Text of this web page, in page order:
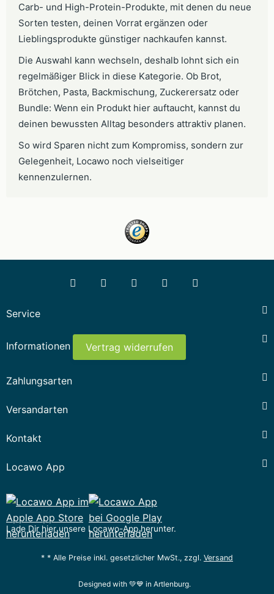
Carb- und High-Protein-Produkte, mit denen du neue
Sorten testen, deinen Vorrat ergänzen oder
Lieblingsprodukte günstiger nachkaufen kannst.
Die Auswahl kann wechseln, deshalb lohnt sich ein
regelmäßiger Blick in diese Kategorie. Ob Brot,
Brötchen, Pasta, Backmischung, Zuckerersatz oder
Bundle: Wenn ein Produkt hier auftaucht, kannst du
deinen bewussten Alltag besonders attraktiv planen.
So wird Sparen nicht zum Kompromiss, sondern zur
Gelegenheit, Locawo noch vielseitiger
kennenzulernen.
Service
Informationen Vertrag widerrufen
Zahlungsarten
Versandarten
Kontakt
Locawo App
Lade Dir hier unsere Locawo-App herunter.
Designed with 💚💙 in Artlenburg.
* * Alle Preise inkl. gesetzlicher MwSt., zzgl. Versand